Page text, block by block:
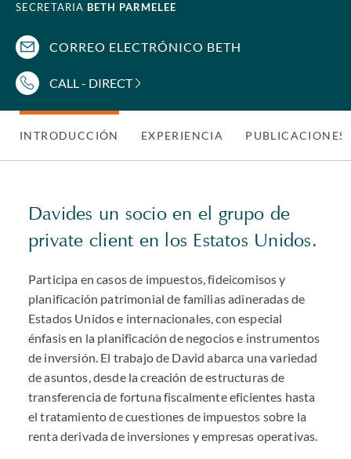
SECRETARIA BETH PARMELEE
CORREO ELECTRÓNICO BETH
CALL - DIRECT
INTRODUCCIÓN EXPERIENCIA PUBLICACIONES
Davides un socio en el grupo de
private client en los Estatos Unidos.
Participa en casos de impuestos, fideicomisos y
planificación patrimonial de familias adineradas de
Estados Unidos e internacionales, con especial
énfasis en la planificación de negocios e instrumentos
de inversión. El trabajo de David abarca una variedad
de asuntos, desde la creación de estructuras de
transferencia de fortuna fiscalmente eficientes hasta
el tratamiento de cuestiones de impuestos sobre la
renta derivada de inversiones y empresas operativas.